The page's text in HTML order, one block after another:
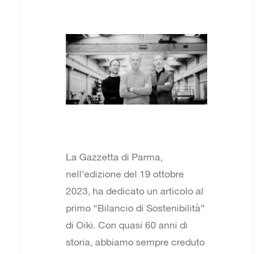
La Gazzetta di Parma,
nell’edizione del 19 ottobre
2023, ha dedicato un articolo al
primo “Bilancio di Sostenibilità”
di Oiki. Con quasi 60 anni di
storia, abbiamo sempre creduto